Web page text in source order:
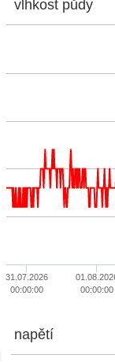
vlhkost půdy
31.07.2026
00:00:00
00:00:00
napětí